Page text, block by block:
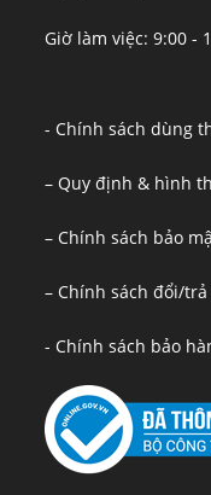
Giờ làm việc: 9:00 -
- Chính sách dùng
– Quy định & hình
– Chính sách bảo
– Chính sách đổi/
- Chính sách bảo